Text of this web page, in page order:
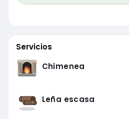
Servicios
Chimenea
Leña escasa